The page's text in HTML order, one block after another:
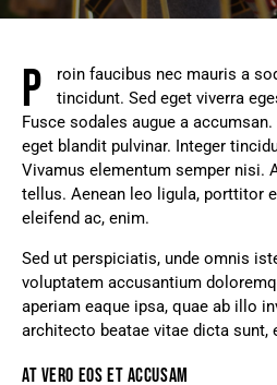
P
roin faucibus nec mauris a
tincidunt. Sed eget viverra
Fusce sodales augue a
eget blandit pulvinar. Integer
Vivamus elementum semper nisi.
tellus. Aenean leo ligula, porttitor
eleifend ac, enim.
Sed ut perspiciatis, unde omnis
voluptatem accusantium
aperiam eaque ipsa, quae ab illo
architecto beatae vitae dicta sunt,
AT VERO EOS ET ACCUSAM